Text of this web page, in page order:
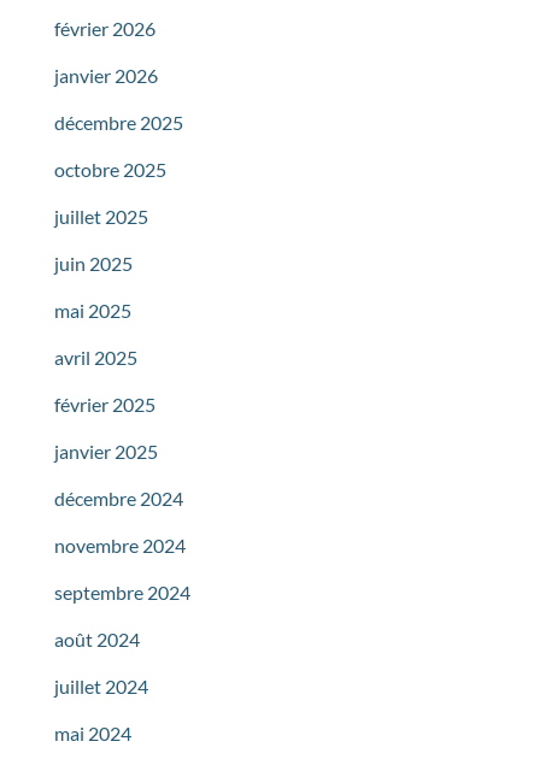
février 2026
janvier 2026
décembre 2025
octobre 2025
juillet 2025
juin 2025
mai 2025
avril 2025
février 2025
janvier 2025
décembre 2024
novembre 2024
septembre 2024
août 2024
juillet 2024
mai 2024